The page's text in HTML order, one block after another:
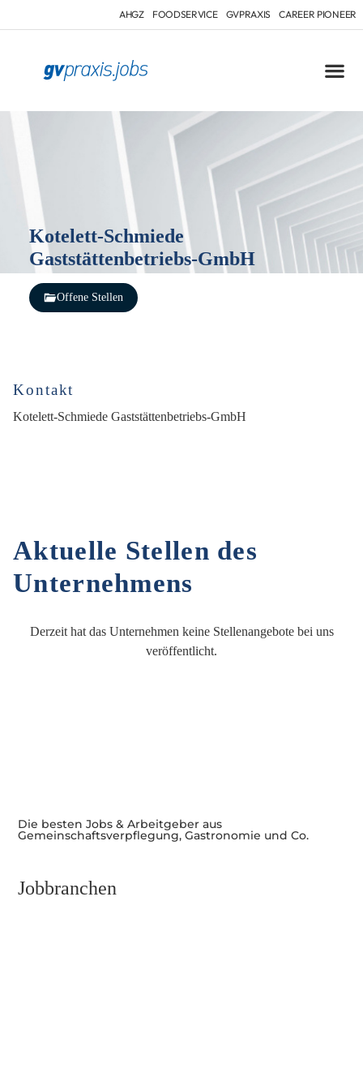
AHGZ FOODSERVICE GVPRAXIS CAREER PIONEER
Kotelett-Schmiede
Gaststättenbetriebs-GmbH
Offene Stellen
Kontakt
Kotelett-Schmiede Gaststättenbetriebs-GmbH
Aktuelle Stellen des
Unternehmens
Derzeit hat das Unternehmen keine Stellenangebote bei uns
veröffentlicht.
Die besten Jobs & Arbeitgeber aus
Gemeinschaftsverpflegung, Gastronomie und Co.
Jobbranchen